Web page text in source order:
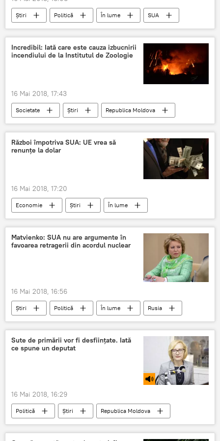
Știri Politică În lume
SUA
Ungaria
Austria
Palestina
Cehia
Romania
ambasadori
rechemare
anunt
Incredibil: Iată care este cauza izbucnirii
incendiului de la Institutul de Zoologie
16 Mai 2018, 17:43
Societate Știri
Republica Moldova
incendiu
izbucnire
cauza
strada Academiei
Război împotriva SUA: UE vrea să
renunțe la dolar
16 Mai 2018, 17:20
Economie Știri
În lume
SUA
Iran
Uniunea Europeana
petrol
razboi
relatii economice
plati
Matvienko: SUA nu are argumente în
favoarea retragerii din acordul nuclear
16 Mai 2018, 16:56
Știri Politică În lume
Rusia
SUA
Iran
Orientul Apropiat
Valentina Matvienko
Donal Trump
retragere
argumente
Sute de primării vor fi desființate. Iată
ce spune un deputat
16 Mai 2018, 16:29
Politică Știri
Republica Moldova
Podcasturi
chisinau